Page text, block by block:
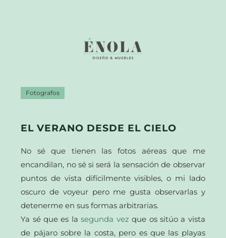
Fotografos
EL VERANO DESDE EL CIELO
No sé que tienen las fotos aéreas que me
encandilan, no sé si será la sensación de observar
puntos de vista difícilmente visibles, o mi lado
oscuro de voyeur pero me gusta observarlas y
detenerme en sus formas arbitrarias.
Ya sé que es lasegunda vezque os sitúo a vista
de pájaro sobre la costa, pero es que las playas